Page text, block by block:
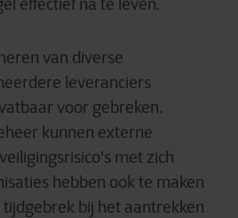
effectief na te leven.
van diverse
leveranciers
voor gebreken.
kunnen externe
met zich
hebben ookte maken
tijdgebrek bij het aantrekken